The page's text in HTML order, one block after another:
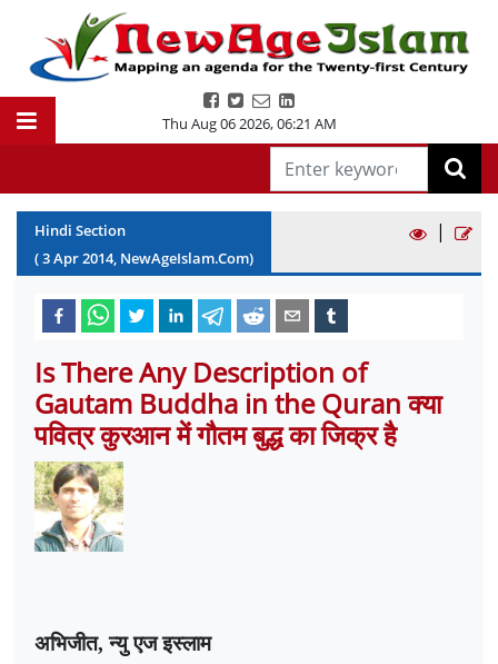
Thu Aug 06 2026,06:21 AM
Hindi Section
(3Apr2014, NewAgeIslam.Com)
|
Is There Any Description of
Gautam Buddha in the Quran क्या
पवित्र कुरआन में गौतम बुद्ध का जिक्र है
अभिजीत, न्यु एज इस्लाम